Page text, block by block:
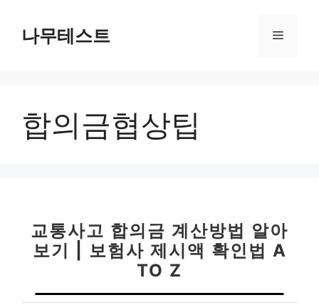
나무테스트 메
합의금협상팁
교통사고 합의금 계산방법 알아
보기 | 보험사 제시액 확인법 A
TO Z